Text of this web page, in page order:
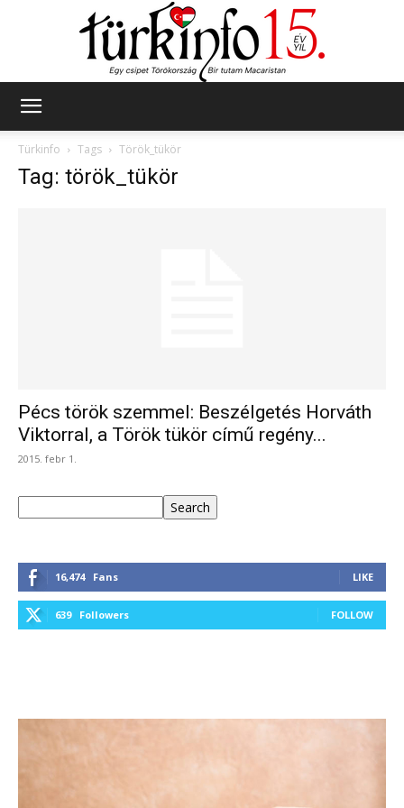
Türkinfo
Tags Török_tükör
Tag: török_tükör
Pécs török szemmel: Beszélgetés Horváth
Viktorral, a Török tükör című regény...
2015. febr 1.
Search
16,474 Fans LIKE
639 Followers FOLLOW